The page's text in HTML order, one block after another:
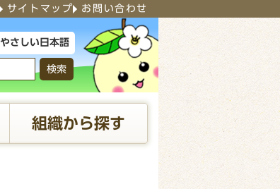
サイトマップ お問い合わせ
やさしい日本語
検索
組織から探す